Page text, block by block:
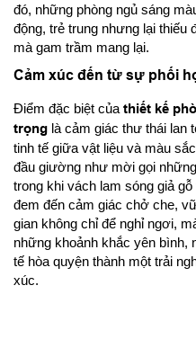
đó, những phòng ngủ sáng
động, trẻ trung nhưng lại thiếu
mà gam trầm mang lại.
Cảm xúc đến từ sự phối
Điểm đặc biệt của thiết kế
trọng là cảm giác thư thái lan
tinh tế giữa vật liệu và màu
đầu giường như mời gọi
trong khi vách lam sóng giả
đem đến cảm giác chở che,
gian không chỉ để nghỉ ngơi,
những khoảnh khắc yên bình,
tế hòa quyện thành một trải
xúc.